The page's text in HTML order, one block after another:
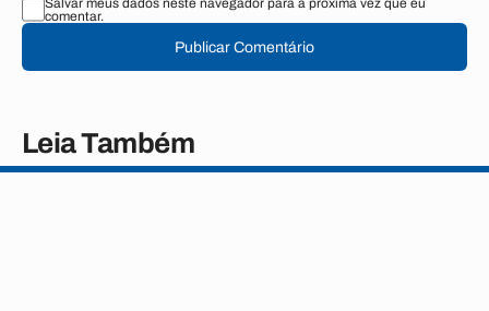
Salvar meus dados neste navegador para a próxima vez que eu
comentar.
Publicar Comentário
Leia Também